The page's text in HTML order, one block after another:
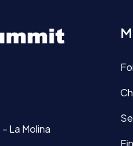
La Molina